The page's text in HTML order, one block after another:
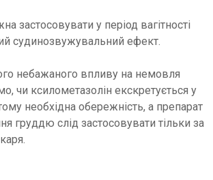
застосовувати у період вагітності
судинозвужувальний ефект.
небажаного впливу на немовля
чи ксилометазолін екскретується у
необхідна обережність, а препарат
груддю слід застосовувати тільки за